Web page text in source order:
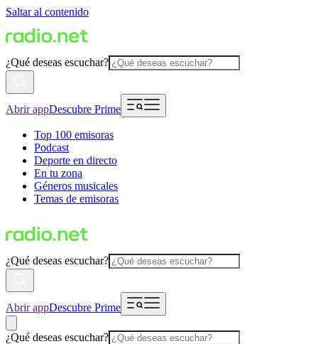
Saltar al contenido
¿Qué deseas escuchar?
Abrir appDescubre Prime
Top 100 emisoras
Podcast
Deporte en directo
En tu zona
Géneros musicales
Temas de emisoras
¿Qué deseas escuchar?
Abrir appDescubre Prime
¿Qué deseas escuchar?